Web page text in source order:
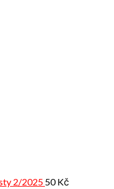
2/2025 50Kč